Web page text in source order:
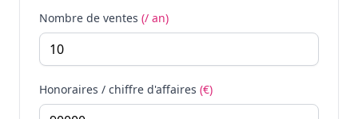
Nombre de ventes (/ an)
Honoraires / chiffre d'affaires (€)